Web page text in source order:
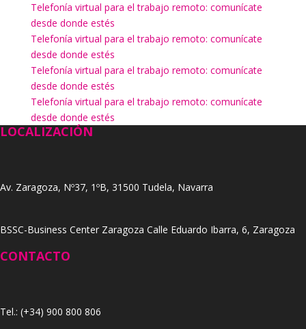
Telefonía virtual para el trabajo remoto: comunícate
desde donde estés
Telefonía virtual para el trabajo remoto: comunícate
desde donde estés
Telefonía virtual para el trabajo remoto: comunícate
desde donde estés
Telefonía virtual para el trabajo remoto: comunícate
desde donde estés
LOCALIZACIÓN
Av. Zaragoza, Nº37, 1ºB, 31500 Tudela, Navarra
BSSC-Business Center Zaragoza Calle Eduardo Ibarra, 6, Zaragoza
CONTACTO
Tel.: (+34) 900 800 806